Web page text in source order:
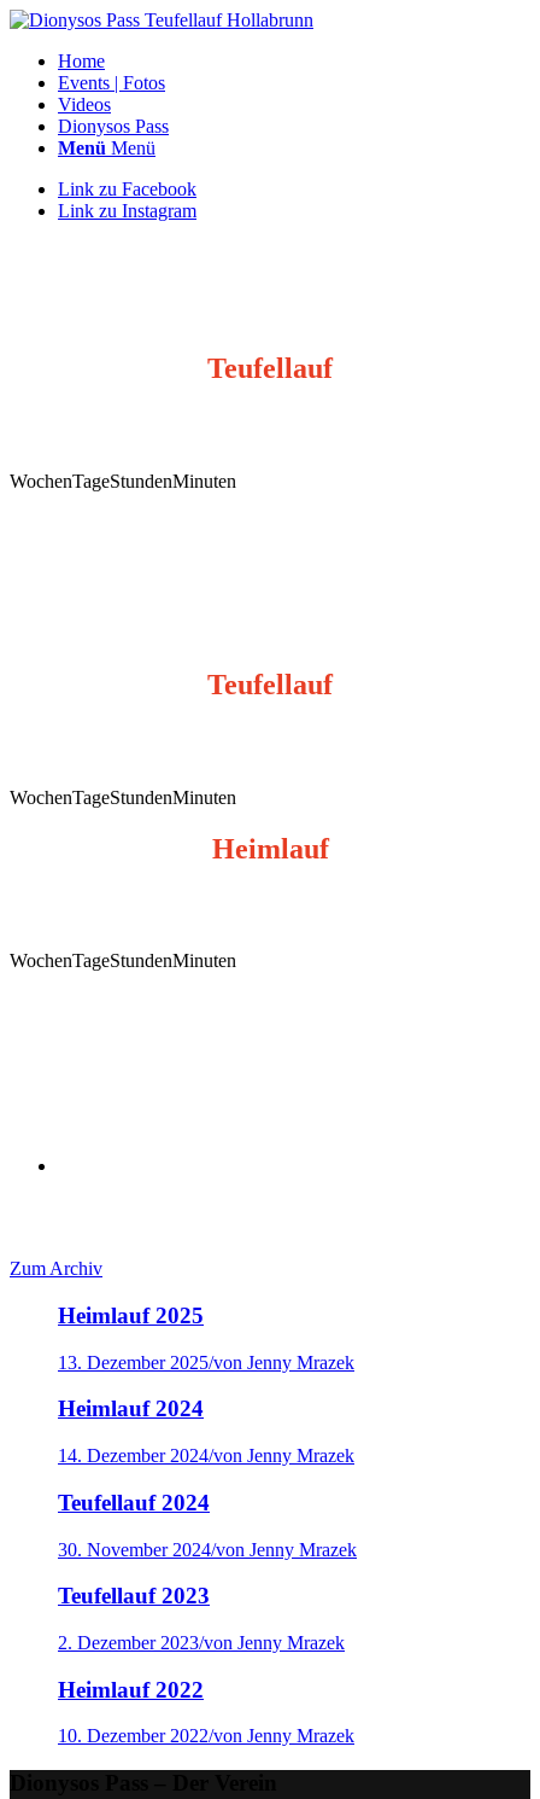
Home
Events | Fotos
Videos
Dionysos Pass
Menü Menü
Link zu Facebook
Link zu Instagram
Teufellauf
WochenTageStundenMinuten
Teufellauf
WochenTageStundenMinuten
Heimlauf
WochenTageStundenMinuten
Zum Archiv
Heimlauf 2025
13. Dezember 2025/von Jenny Mrazek
Heimlauf 2024
14. Dezember 2024/von Jenny Mrazek
Teufellauf 2024
30. November 2024/von Jenny Mrazek
Teufellauf 2023
2. Dezember 2023/von Jenny Mrazek
Heimlauf 2022
10. Dezember 2022/von Jenny Mrazek